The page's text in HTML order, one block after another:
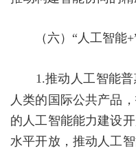
（六） “人工智能+
1.推动人工智能
人类的国际公共产品
的人工智能能力建设
水平开放，推动人工